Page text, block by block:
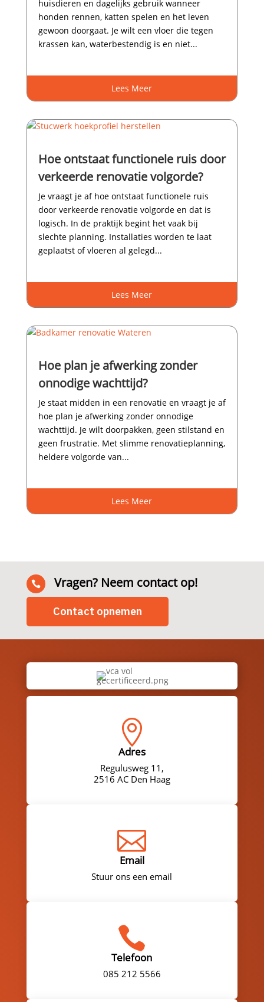
huisdieren en dagelijks gebruik wanneer
honden rennen, katten spelen en het leven
gewoon doorgaat.​ Je wilt een vloer die tegen
krassen kan, waterbestendig is en niet...
Lees Meer
Hoe ontstaat functionele ruis door
verkeerde renovatie volgorde?
Je vraagt je af hoe ontstaat functionele ruis
door verkeerde renovatie volgorde en dat is
logisch.​ In de praktijk begint het vaak bij
slechte planning.​ Installaties worden te laat
geplaatst of vloeren al gelegd...
Lees Meer
Hoe plan je afwerking zonder
onnodige wachttijd?
Je staat midden in een renovatie en vraagt je af
hoe plan je afwerking zonder onnodige
wachttijd.​ Je wilt doorpakken, geen stilstand en
geen frustratie.​ Met slimme renovatieplanning,
heldere volgorde van...
Lees Meer
 Vragen? Neem contact op!
Contact opnemen

Adres
Regulusweg 11,
2516 AC Den Haag

Email
Stuur ons een email

Telefoon
085 212 5566